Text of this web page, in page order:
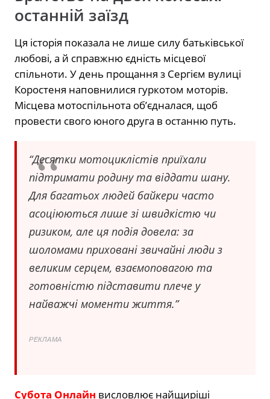
останній заїзд
Ця історія показала не лише силу батьківської
любові, а й справжню єдність місцевої
спільноти. У день прощання з Сергієм вулиці
Коростеня наповнилися гуркотом моторів.
Місцева мотоспільнота об’єдналася, щоб
провести свого юного друга в останню путь.
“Десятки мотоциклістів приїхали
підтримати родину та віддати шану.
Для багатьох людей байкери часто
асоціюються лише зі швидкістю чи
ризиком, але ця подія довела: за
шоломами приховані звичайні люди з
великим серцем, взаємоповагою та
готовністю підставити плече у
найважчі моменти життя.”
РЕКЛАМА
Субота Онлайн висловлює найщиріші